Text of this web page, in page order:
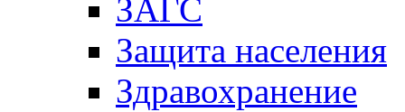
ЗАГС
Защита населения
Здравохранение